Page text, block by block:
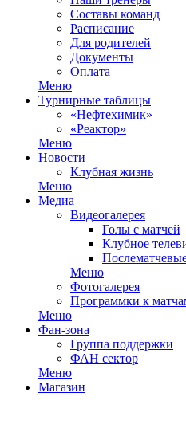
Составы команд
Расписание
Для родителей
Документы
Оплата
Меню
Турнирные таблицы
«Нефтехимик»
«Реактор»
Меню
Новости
Клубная жизнь
Меню
Медиа
Видеогалерея
Голы с матчей
Клубное
Меню
Фотогалерея
Программки к
Меню
Фан-зона
Группа поддержки
ФАН сектор
Меню
Магазин